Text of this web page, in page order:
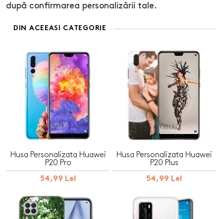
după confirmarea personalizării tale.
DIN ACEEASI CATEGORIE
Husa Personalizata Huawei
P20 Pro
54,99 Lei
Husa Personalizata Huawei
P20 Plus
54,99 Lei